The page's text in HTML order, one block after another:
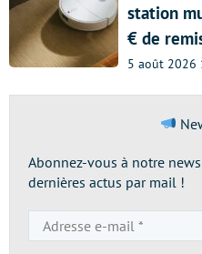
station
€ de
5 août 2026
Abonnez-vous à notre
dernières actus par mail !